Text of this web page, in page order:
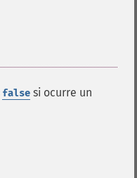
false si ocurre un